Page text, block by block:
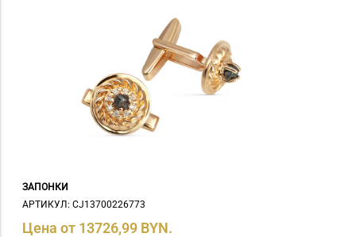
ЗАПОНКИ
АРТИКУЛ: СJ13700226773
Цена от 13726,99 BYN.